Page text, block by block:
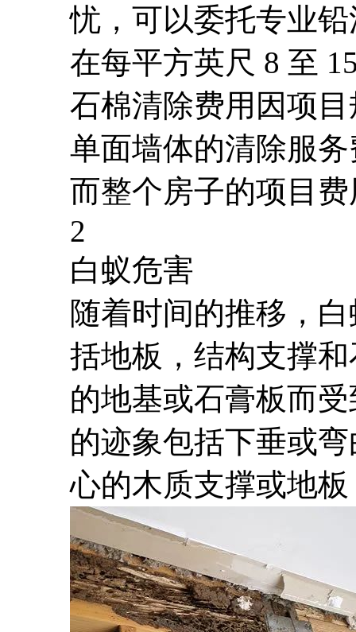
忧，可以委托专业
在每平方英尺 8 至
石棉清除费用因项
单面墙体的清除服
而整个房子的项目费
2
白蚁危害
随着时间的推移，
括地板，结构支撑
的地基或石膏板而
的迹象包括下垂或
心的木质支撑或地